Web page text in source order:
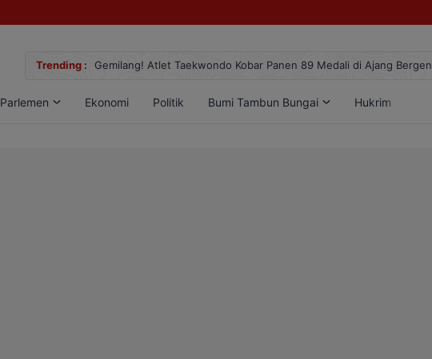
Trending : Gemilang! Atlet Taekwondo Kobar Panen 89 Medali di Ajang
Parlemen Ekonomi Politik Bumi Tambun Bungai Hukrim